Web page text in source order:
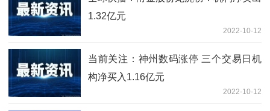
1.32亿元
2022-10-12
当前关注：神州数码涨停 三个交易日机
构净买入1.16亿元
2022-10-12